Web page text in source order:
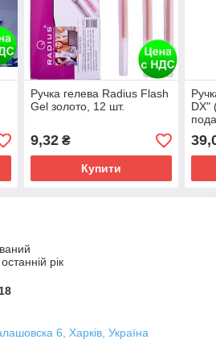
Ручка гелева Radius Flash
Gel золото, 12 шт.
9,32₴
Купити
DX"
рік
6, Харків, Україна